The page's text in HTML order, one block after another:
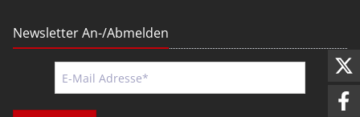
Newsletter An-/Abmelden